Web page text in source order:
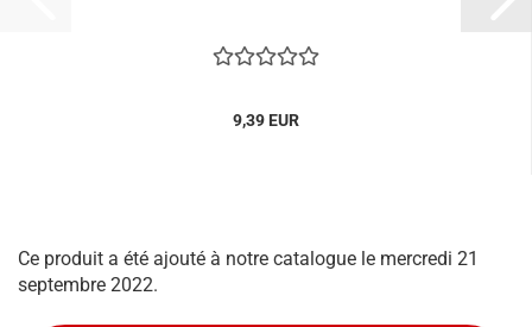
9,39 EUR
Ce produit a été ajouté à notre catalogue le mercredi 21
septembre 2022.